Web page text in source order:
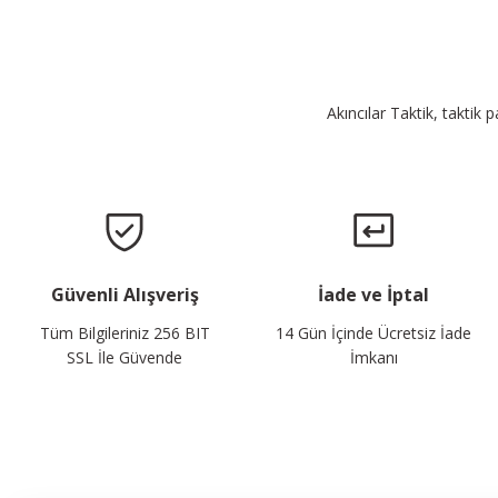
Akıncılar Taktik, taktik
Güvenli Alışveriş
Tüm Bilgileriniz 256 BIT
SSL İle Güvende
İade ve İptal
14 Gün İçinde Ücretsiz İade
İmkanı